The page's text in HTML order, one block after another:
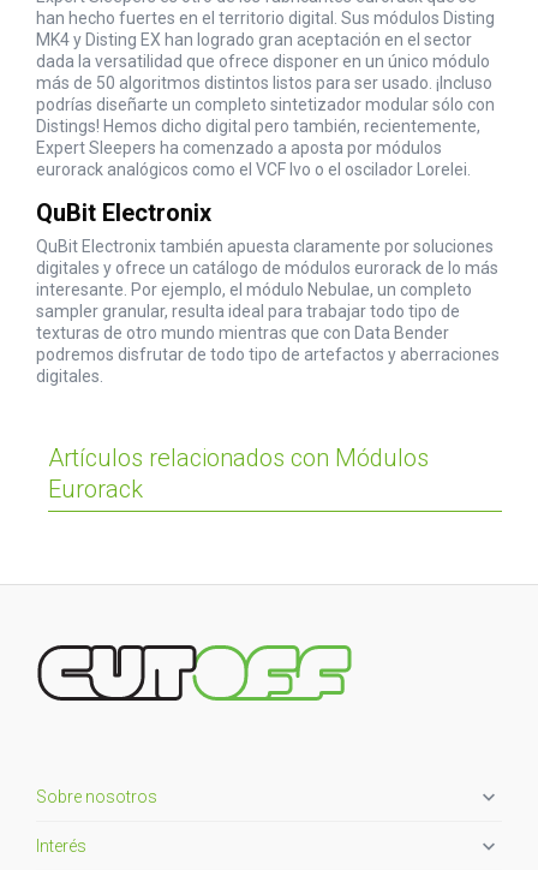
han hecho fuertes en el territorio digital. Sus módulos Disting
MK4 y Disting EX han logrado gran aceptación en el sector
dada la versatilidad que ofrece disponer en un único módulo
más de 50 algoritmos distintos listos para ser usado. ¡Incluso
podrías diseñarte un completo sintetizador modular sólo con
Distings! Hemos dicho digital pero también, recientemente,
Expert Sleepers ha comenzado a aposta por módulos
eurorack analógicos como el VCF Ivo o el oscilador Lorelei.
QuBit Electronix
QuBit Electronix también apuesta claramente por soluciones
digitales y ofrece un catálogo de módulos eurorack de lo más
interesante. Por ejemplo, el módulo Nebulae, un completo
sampler granular, resulta ideal para trabajar todo tipo de
texturas de otro mundo mientras que con Data Bender
podremos disfrutar de todo tipo de artefactos y aberraciones
digitales.
Artículos relacionados con Módulos
Eurorack
Sobre nosotros 
Interés 